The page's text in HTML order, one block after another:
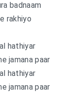
badnaam
rakhiyo
hathiyar
jamana paar
hathiyar
jamana paar